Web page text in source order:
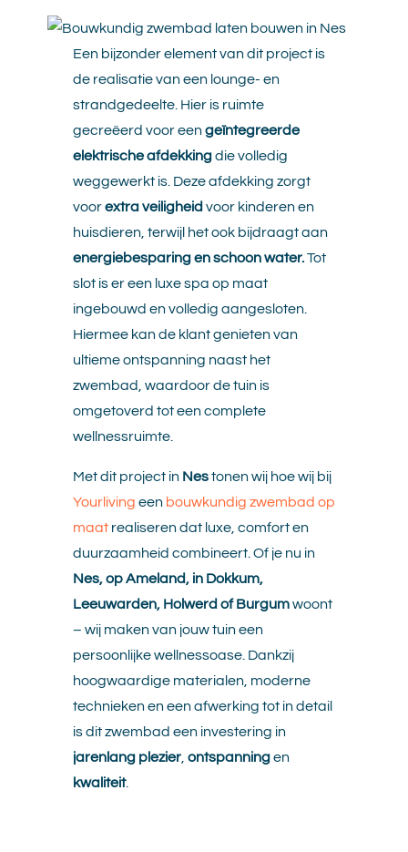
Een bijzonder element van dit project is
de realisatie van een lounge- en
strandgedeelte. Hier is ruimte
gecreëerd voor eengeïntegreerde
elektrische afdekkingdie volledig
weggewerkt is. Deze afdekking zorgt
voorextra veiligheid voor kinderen en
huisdieren, terwijl het ook bijdraagt aan
energiebesparing en schoon water.Tot
slot is er een luxe spa op maat
ingebouwd en volledig aangesloten.
Hiermee kan de klant genieten van
ultieme ontspanning naast het
zwembad, waardoor de tuin is
omgetoverd tot een complete
wellnessruimte.
Met dit project in Nestonen wij hoe wij bij
Yourliving een bouwkundig zwembad op
maatrealiseren dat luxe, comfort en
duurzaamheid combineert. Of je nu in
Nes, op Ameland, in Dokkum,
Leeuwarden, Holwerd of Burgumwoont
– wij maken van jouw tuin een
persoonlijke wellnessoase. Dankzij
hoogwaardige materialen, moderne
technieken en een afwerking tot in detail
is dit zwembad een investering in
jarenlang plezier, ontspanningen
kwaliteit.